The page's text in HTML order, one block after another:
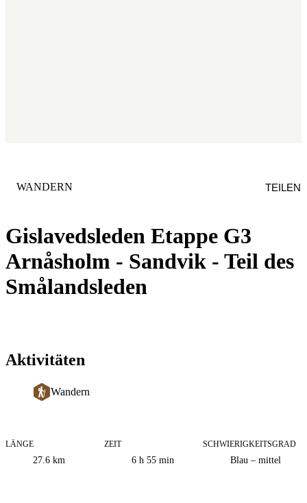
Gislavedsleden Etappe G3
Arnåsholm - Sandvik - Teil des
Smålandsleden
KATEGORIE
WANDERN TEILEN
Aktivitäten
Wandern
Informationen
zum
LÄNGE
27.6 km
ZEIT
6 h 55 min
SCHWIERIGKEITSGRAD
Blau – mittel